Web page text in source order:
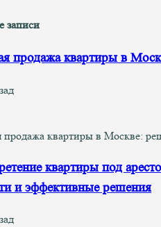
записи
продажа квартиры в
продажа квартиры в Москве:
квартиры под
и эффективные решения